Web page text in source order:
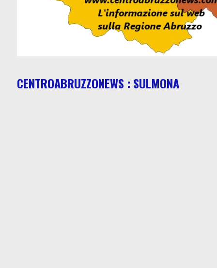
CENTROABRUZZONEWS : SULMONA